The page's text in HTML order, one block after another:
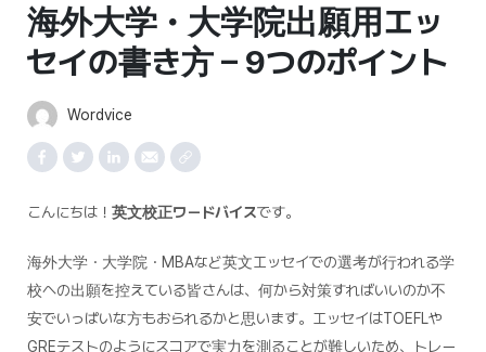
海外大学・大学院出願用エッ
セイの書き方 – 9つのポイント
Wordvice
こんにちは！ 英文校正ワードバイスです。
海外大学・大学院・MBAなど英文エッセイでの選考が行われる学
校への出願を控えている皆さんは、何から対策すればいいのか不
安でいっぱいな方もおられるかと思います。エッセイはTOEFLや
GREテストのようにスコアで実力を測ることが難しいため、トレー